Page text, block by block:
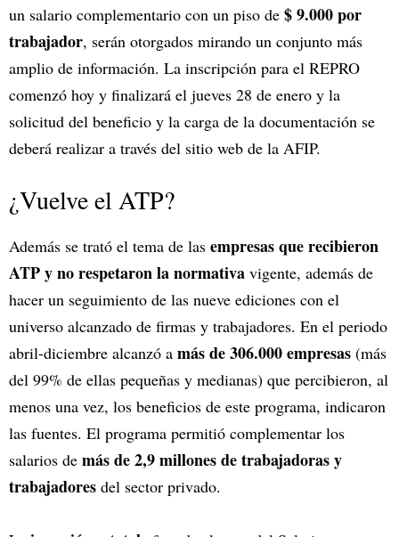
un salario complementario con un piso de $ 9.000 por
trabajador, serán otorgados mirando un conjunto más
amplio de información. La inscripción para el REPRO
comenzó hoy y finalizará el jueves 28 de enero y la
solicitud del beneficio y la carga de la documentación se
deberá realizar a través del sitio web de la AFIP.
¿Vuelve el ATP?
Además se trató el tema de las empresas que recibieron
ATP y no respetaron la normativa vigente, además de
hacer un seguimiento de las nueve ediciones con el
universo alcanzado de firmas y trabajadores. En el periodo
abril-diciembre alcanzó a más de 306.000 empresas (más
del 99% de ellas pequeñas y medianas) que percibieron, al
menos una vez, los beneficios de este programa, indicaron
las fuentes. El programa permitió complementar los
salarios de más de 2,9 millones de trabajadoras y
trabajadores del sector privado.